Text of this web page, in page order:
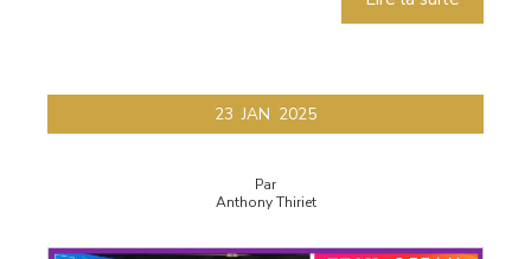
23 JAN 2025
Par
Anthony Thiriet